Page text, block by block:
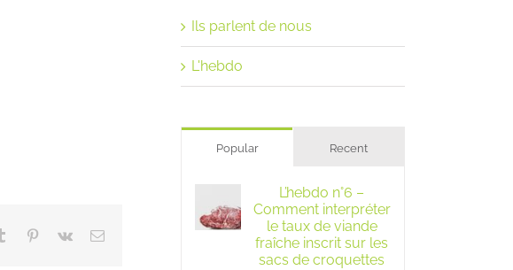
Tumblr Pinterest
Vk Email
Ils parlent de nous
L'hebdo
Popular Recent
L’hebdo n°6 –
Comment interpréter
le taux de viande
fraîche inscrit sur les
sacs de croquettes